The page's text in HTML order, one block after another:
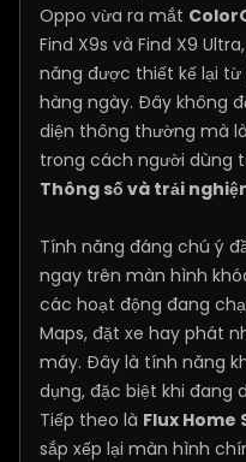
Oppo vừa ra mắt
Find X9s và Find X9
năng được thiết kế lại
hàng ngày. Đây không
diện thông thường mà
trong cách người dùng
Thông số và trải
Tính năng đáng chú ý
ngay trên màn hình
các hoạt động đang
Maps, đặt xe hay phát
máy. Đây là tính năng
dụng, đặc biệt khi đang
Tiếp theo là Flux Home
sắp xếp lại màn hình